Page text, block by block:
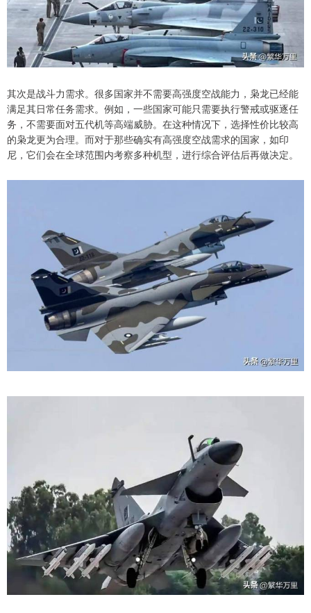
其次是战斗力需求。很多国家并不需要高强度空战能力，枭龙已经能
满足其日常任务需求。例如，一些国家可能只需要执行警戒或驱逐任
务，不需要面对五代机等高端威胁。在这种情况下，选择性价比较高
的枭龙更为合理。而对于那些确实有高强度空战需求的国家，如印
尼，它们会在全球范围内考察多种机型，进行综合评估后再做决定。